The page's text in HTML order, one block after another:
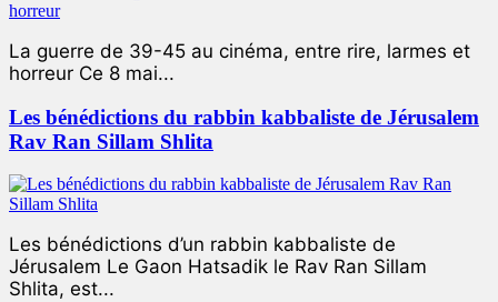
La guerre de 39-45 au cinéma, entre rire, larmes et
horreur Ce 8 mai...
Les bénédictions du rabbin kabbaliste de Jérusalem
Rav Ran Sillam Shlita
Les bénédictions d’un rabbin kabbaliste de
Jérusalem Le Gaon Hatsadik le Rav Ran Sillam
Shlita, est...